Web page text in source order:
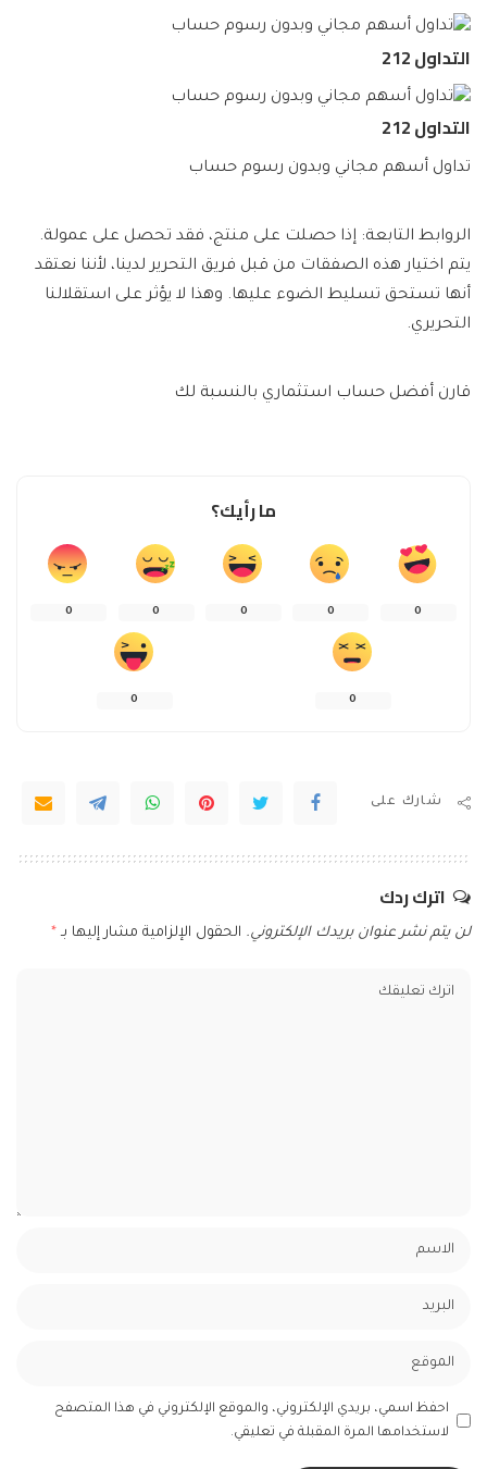
التداول 212
التداول 212
تداول أسهم مجاني وبدون رسوم حساب
الروابط التابعة: إذا حصلت على منتج، فقد تحصل على عمولة.
يتم اختيار هذه الصفقات من قبل فريق التحرير لدينا، لأننا نعتقد
أنها تستحق تسليط الضوء عليها. وهذا لا يؤثر على استقلالنا
التحريري.
قارن أفضل حساب استثماري بالنسبة لك
ما رأيك؟
0
0
0
0
0
0
0
شارك على
اترك ردك
لن يتم نشر عنوان بريدك الإلكتروني. الحقول الإلزامية مشار إليها بـ *
احفظ اسمي، بريدي الإلكتروني، والموقع الإلكتروني في هذا المتصفح
لاستخدامها المرة المقبلة في تعليقي.